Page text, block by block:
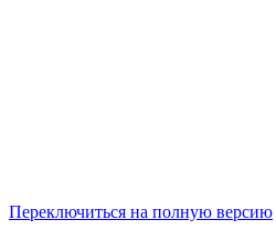
Переключиться на полную версию